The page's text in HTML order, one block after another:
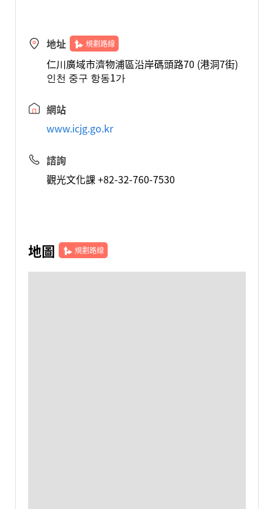
地址 規劃路線
仁川廣域市濟物浦區沿岸碼頭路70 (港洞7街)
인천 중구 항동1가
網站
www.icjg.go.kr
諮詢
觀光文化課 +82-32-760-7530
地圖 規劃路線